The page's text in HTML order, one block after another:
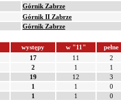
Górnik Zabrze
Górnik II Zabrze
Górnik Zabrze
występy w "11"
pełne
17 11
2
2 1
1
19 12
3
1 1
0
1 1
0